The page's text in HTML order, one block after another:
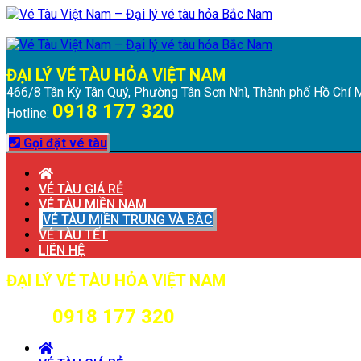
Chuyển
nội
Menu
Đóng
ĐẠI LÝ VÉ TÀU HỎA VIỆT NAM
466/8 Tân Kỳ Tân Quý, Phường Tân Sơn Nhì, Thành phố Hồ Chí
Hotline: 0918 177 320
Gọi đặt vé tàu
VÉ TÀU GIÁ RẺ
VÉ TÀU MIỀN NAM
VÉ TÀU MIỀN TRUNG VÀ BẮC
VÉ TÀU TẾT
LIÊN HỆ
ĐẠI LÝ VÉ TÀU HỎA VIỆT NAM
0918 177 320